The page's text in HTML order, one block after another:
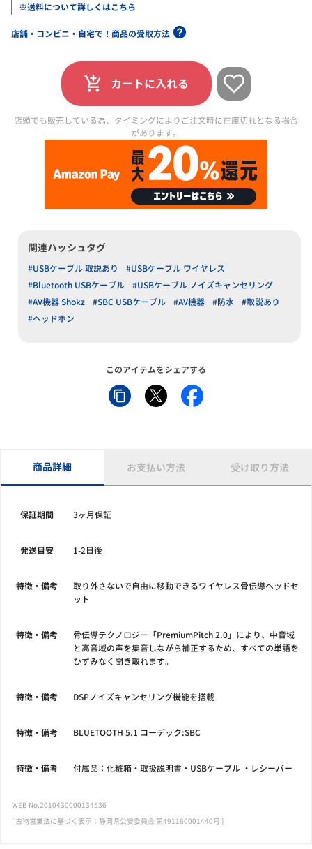
※送料について詳しくはこちら
店舗・コンビニ・自宅で！商品の受取方法
カートに入れる
店頭でも販売している為、タイミングによりご注文時に在庫切れとなる場合
があります。
関連ハッシュタグ
#USBケーブル 取説あり
#USBケーブル ワイヤレス
#Bluetooth USBケーブル
#USBケーブル ノイズキャンセリング
#AV機器 Shokz
#SBC USBケーブル #AV機器 #防水
#取説あり
#ヘッドホン
このアイテムをシェアする
商品詳細 お支払い方法 受け取り方法
保証期間 3ヶ月保証
発送目安 1-2日後
特徴・備考
取り外さないで自由に移動できるワイヤレス骨伝導ヘッドセ
ット
特徴・備考
骨伝導テクノロジー「PremiumPitch 2.0」により、中音域
と高音域の声を集音しながら補正するため、すべての単語を
ひずみなく聞き取れます。
特徴・備考 DSPノイズキャンセリング機能を搭載
特徴・備考 BLUETOOTH 5.1 コーデック:SBC
特徴・備考 付属品：化粧箱・取扱説明書・USBケーブル ・レシーバー
WEB No.2010430000134536
[ 古物営業法に基づく表示：静岡県公安委員会 第491160001440号 ]